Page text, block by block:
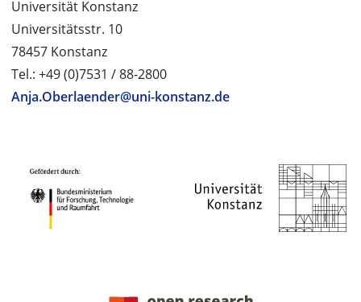
Universität Konstanz
Universitätsstr. 10
78457 Konstanz
Tel.: +49 (0)7531 / 88-2800
Anja.Oberlaender@uni-konstanz.de